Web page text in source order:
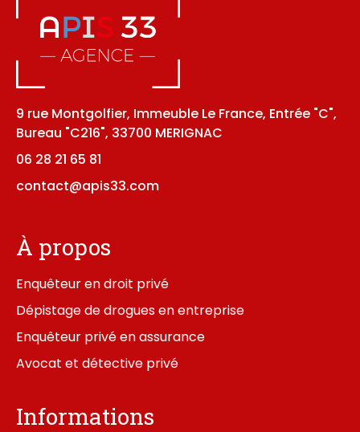
9 rue Montgolfier, Immeuble Le France, Entrée "C",
Bureau "C216", 33700 MERIGNAC
06 28 21 65 81
contact@apis33.com
À propos
Enquêteur en droit privé
Dépistage de drogues en entreprise
Enquêteur privé en assurance
Avocat et détective privé
Informations